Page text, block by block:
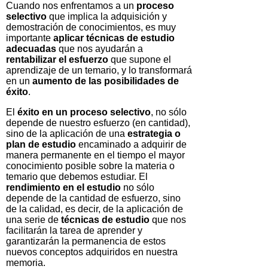
Cuando nos enfrentamos a un proceso
selectivo que implica la adquisición y
demostración de conocimientos, es muy
importante aplicar técnicas de estudio
adecuadas que nos ayudarán a
rentabilizar el esfuerzo que supone el
aprendizaje de un temario, y lo transformará
en un aumento de las posibilidades de
éxito.
El éxito en un proceso selectivo, no sólo
depende de nuestro esfuerzo (en cantidad),
sino de la aplicación de una estrategia o
plan de estudio encaminado a adquirir de
manera permanente en el tiempo el mayor
conocimiento posible sobre la materia o
temario que debemos estudiar. El
rendimiento en el estudio no sólo
depende de la cantidad de esfuerzo, sino
de la calidad, es decir, de la aplicación de
una serie de técnicas de estudio que nos
facilitarán la tarea de aprender y
garantizarán la permanencia de estos
nuevos conceptos adquiridos en nuestra
memoria.